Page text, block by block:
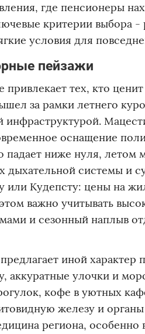
где пенсионеры
критерии выбора -
условия для
пейзажи
тех, кто
за рамки летнего
оснащение
падает ниже нуля, летом
дыхательной системы и
или Кудепсту: цены на
важно учитывать
и сезонный наплыв
иной
аккуратные улочки и
кофе в уютных
железу и
региона, особенно